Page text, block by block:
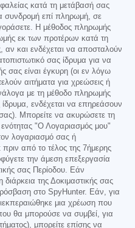
κατά τη μετάβασή σας
συνδρομή επί πληρωμή, σε
Η μέθοδος πληρωμής
εκ των προτέρων κατά τη
αν και ενδέχεται να αποσταλούν
σας ίδρυμα για να
σας είναι έγκυρη (οι εν λόγω
αιτήματα για χρεώσεις ή
με τη μέθοδο πληρωμής
ενδέχεται να επηρεάσουν
Μπορείτε να ακυρώσετε τη
"Ο Λογαριασμός μου"
λογαριασμό σας ή
από το τέλος της 7ήμερης
την άμεση επεξεργασία
σας Περίοδου. Εάν
της Δοκιμαστικής σας
στο SpyHunter. Εάν, για
μια χρέωση που
θα μπορούσε να συμβεί, για
μπορείτε επίσης να